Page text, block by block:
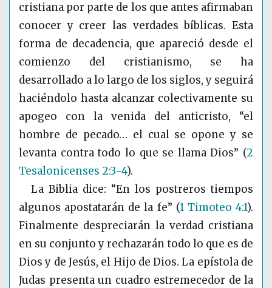
cristiana por parte de los que antes afirmaban
conocer y creer las verdades bíblicas. Esta
forma de decadencia, que apareció desde el
comienzo del cristianismo, se ha
desarrollado a lo largo de los siglos, y seguirá
haciéndolo hasta alcanzar colectivamente su
apogeo con la venida del anticristo, “el
hombre de pecado… el cual se opone y se
levanta contra todo lo que se llama Dios” (2
Tesalonicenses 2:3-4).
La Biblia dice: “En los postreros tiempos
algunos apostatarán de la fe” (1 Timoteo 4:1).
Finalmente despreciarán la verdad cristiana
en su conjunto y rechazarán todo lo que es de
Dios y de Jesús, el Hijo de Dios. La epístola de
Judas presenta un cuadro estremecedor de la